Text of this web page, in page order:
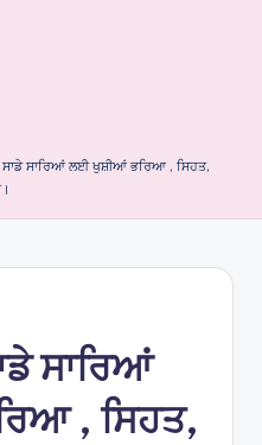
ਸਾਰਿਆਂ ਲਈ ਖੁਸ਼ੀਆਂ ਭਰਿਆ , ਸਿਹਤ,
ਸਾਰਿਆਂ
, ਸਿਹਤ,